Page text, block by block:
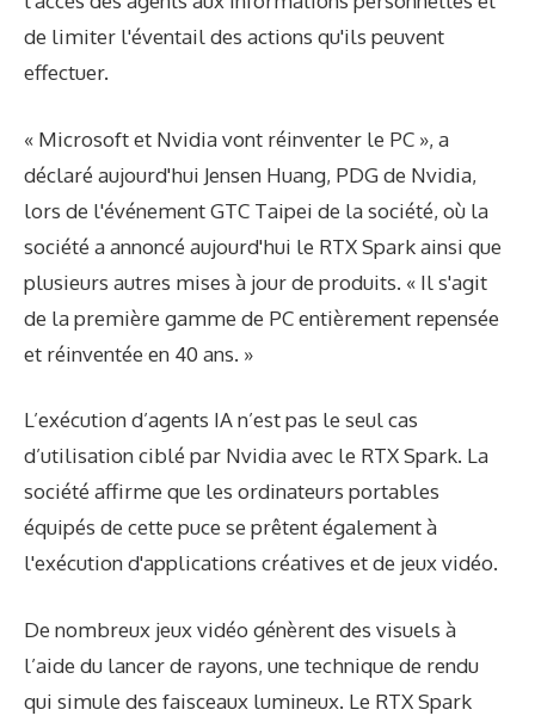
de limiter l'éventail des actions qu'ils peuvent
effectuer.
« Microsoft et Nvidia vont réinventer le PC », a
déclaré aujourd'hui Jensen Huang, PDG de Nvidia,
lors de l'événement GTC Taipei de la société, où la
société a annoncé aujourd'hui le RTX Spark ainsi que
plusieurs autres mises à jour de produits. « Il s'agit
de la première gamme de PC entièrement repensée
et réinventée en 40 ans. »
L’exécution d’agents IA n’est pas le seul cas
d’utilisation ciblé par Nvidia avec le RTX Spark. La
société affirme que les ordinateurs portables
équipés de cette puce se prêtent également à
l'exécution d'applications créatives et de jeux vidéo.
De nombreux jeux vidéo génèrent des visuels à
l’aide du lancer de rayons, une technique de rendu
qui simule des faisceaux lumineux. Le RTX Spark